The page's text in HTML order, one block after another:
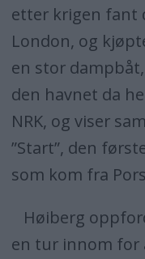
etter krigen fant
London, og
en stor
den havnet da
NRK, og viser
”Start”, den
som kom fra
Høiberg
en tur innom for